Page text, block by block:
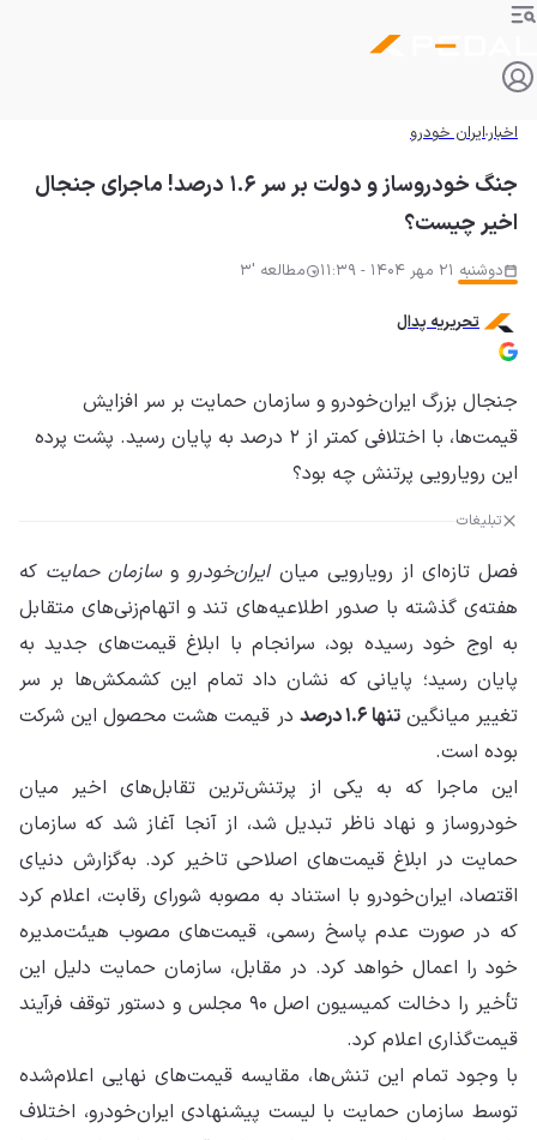
اخبارایران خودرو
جنگ خودروساز و دولت بر سر ۱.۶ درصد! ماجرای جنجال
اخیر چیست؟
دوشنبه 21 مهر 1404 - 11:39 مطالعه '3
تحریریه پدال
جنجال بزرگ ایران‌خودرو و سازمان حمایت بر سر افزایش
قیمت‌ها، با اختلافی کمتر از ۲ درصد به پایان رسید. پشت پرده
این رویارویی پرتنش چه بود؟
تبلیغات
فصل تازه‌ای از رویارویی میان ایران‌خودرووسازمان حمایتکه
هفته‌ی گذشته با صدور اطلاعیه‌های تند و اتهام‌زنی‌های متقابل
به اوج خود رسیده بود، سرانجام با ابلاغ قیمت‌های جدید به
پایان رسید؛ پایانی که نشان داد تمام این کشمکش‌ها بر سر
تغییر میانگینتنها ۱.۶ درصد
در قیمت هشت محصول این شرکت
بوده است.
این ماجرا که به یکی از پرتنش‌ترین تقابل‌های اخیر میان
خودروساز و نهاد ناظر تبدیل شد، از آنجا آغاز شد که سازمان
حمایت در ابلاغ قیمت‌های اصلاحی تاخیر کرد. به‌گزارش دنیای
اقتصاد، ایران‌خودرو با استناد به مصوبه شورای رقابت، اعلام کرد
که در صورت عدم پاسخ رسمی، قیمت‌های مصوب هیئت‌مدیره
خود را اعمال خواهد کرد. در مقابل، سازمان حمایت دلیل این
تأخیر را دخالت کمیسیون اصل ۹۰ مجلس و دستور توقف فرآیند
قیمت‌گذاری اعلام کرد.
با وجود تمام این تنش‌ها، مقایسه قیمت‌های نهایی اعلام‌شده
توسط سازمان حمایت با لیست پیشنهادی ایران‌خودرو، اختلاف